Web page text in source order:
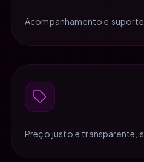
Acompanhamento e suporte
Preço justo e transparente,